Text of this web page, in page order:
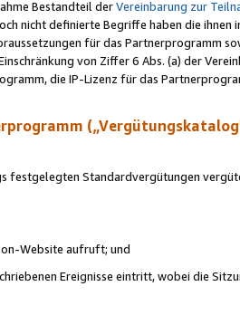
Bestandteil derVereinbarung zur
nicht definierte Begriffe haben die ihnen
für das Partnerprogramm
von Ziffer 6 Abs. (a) der
die IP-Lizenz für das
festgelegten Standardvergütungen
Website aufruft; und
Ereignisse eintritt, wobei die